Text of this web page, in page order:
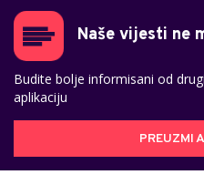
Naše vijesti ne
Budite bolje informisani od
aplikaciju
PREUZMI